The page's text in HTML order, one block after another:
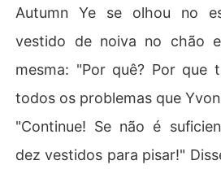
Autumn Ye se olhou no
vestido de noiva no chão
mesma: "Por quê? Por que
todos os problemas que
"Continue! Se não é
dez vestidos para pisar!"